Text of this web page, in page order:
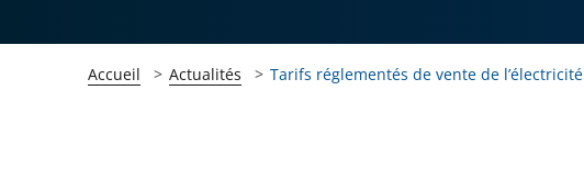
Accueil Actualités Tarifs réglementés de vente de l’électricité